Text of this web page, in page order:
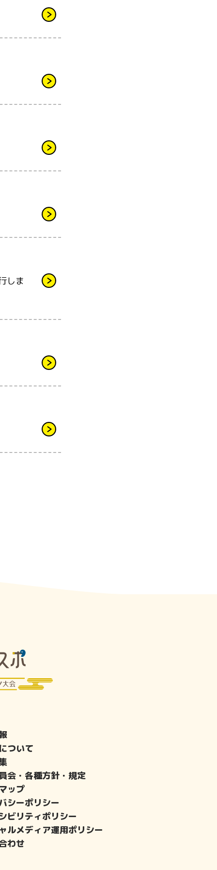
しま
ついて
会・各種方針・規定
ップ
シーポリシー
ビリティポリシー
ルメディア運用ポリシー
わせ